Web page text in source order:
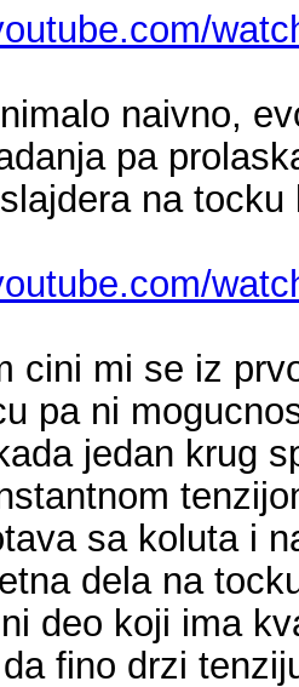
naivno,
pa
na
cini mi se iz
pa ni
jedan krug
sa koluta i
dela na
deo koji ima
fino drzi